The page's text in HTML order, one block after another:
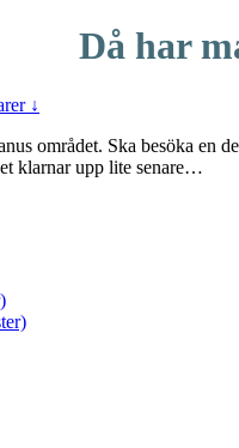
Då har
↓
området. Ska besöka en
klarnar upp lite senare…